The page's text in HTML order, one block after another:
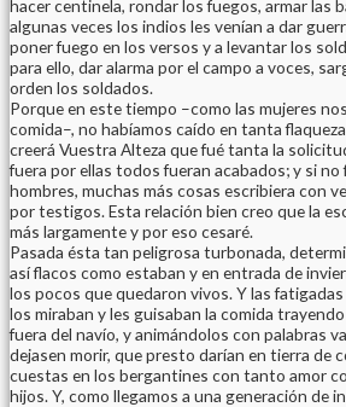
hacer centinela, rondar los fuegos, armar las
algunas veces los indios les venían a dar
poner fuego en los versos y a levantar los
para ello, dar alarma por el campo a voces,
orden los soldados.
Porque en este tiempo –como las mujeres
comida–, no habíamos caído en tanta
creerá Vuestra Alteza que fué tanta la
fuera por ellas todos fueran acabados; y si no
hombres, muchas más cosas escribiera con
por testigos. Esta relación bien creo que la
más largamente y por eso cesaré.
Pasada ésta tan peligrosa turbonada,
así flacos como estaban y en entrada de
los pocos que quedaron vivos. Y las
los miraban y les guisaban la comida
fuera del navío, y animándolos con palabras
dejasen morir, que presto darían en tierra de
cuestas en los bergantines con tanto amor
hijos. Y, como llegamos a una generación de